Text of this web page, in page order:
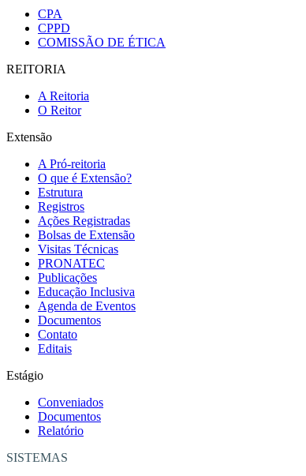
CPA
CPPD
COMISSÃO DE ÉTICA
REITORIA
A Reitoria
O Reitor
Extensão
A Pró-reitoria
O que é Extensão?
Estrutura
Registros
Ações Registradas
Bolsas de Extensão
Visitas Técnicas
PRONATEC
Publicações
Educação Inclusiva
Agenda de Eventos
Documentos
Contato
Editais
Estágio
Conveniados
Documentos
Relatório
SISTEMAS